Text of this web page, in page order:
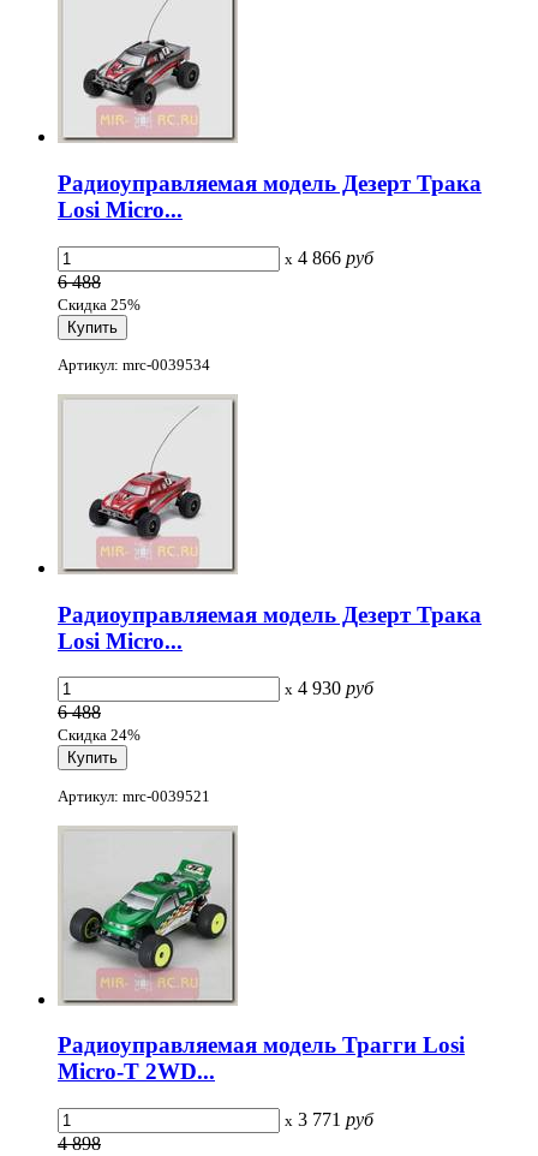
Радиоуправляемая модель Дезерт Трака
Losi Micro...
x 4 866 руб
6 488
Скидка 25%
Артикул: mrc-0039534
Радиоуправляемая модель Дезерт Трака
Losi Micro...
x 4 930 руб
6 488
Скидка 24%
Артикул: mrc-0039521
Радиоуправляемая модель Трагги Losi
Micro-T 2WD...
x 3 771 руб
4 898